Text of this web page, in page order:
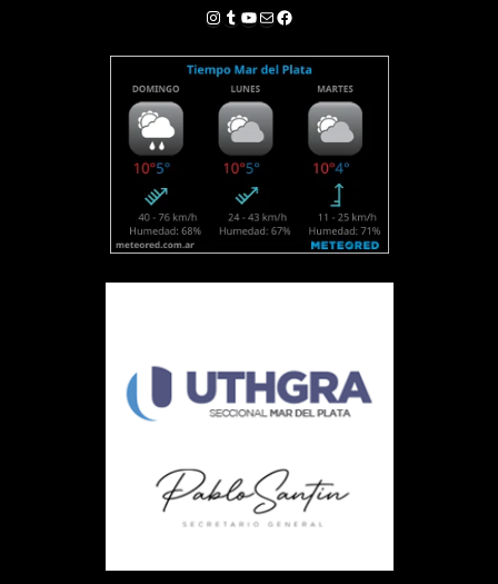
Instagram
Tumblr
YouTube
Correo electrónico
Facebook